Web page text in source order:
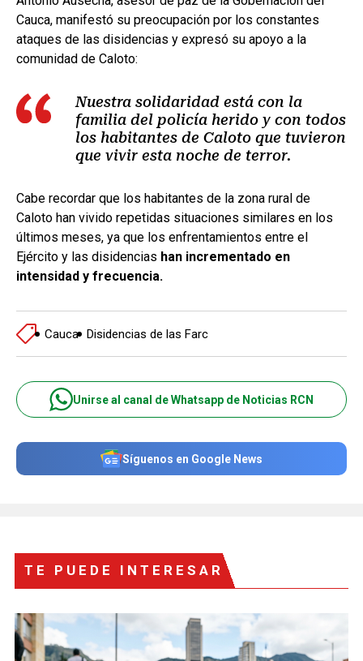
Cauca, manifestó su preocupación por los constantes
ataques de las disidencias y expresó su apoyo a la
comunidad de Caloto:
Nuestra solidaridad está con la
familia del policía herido y con todos
los habitantes de Caloto que tuvieron
que vivir esta noche de terror.
Cabe recordar que los habitantes de la zona rural de
Caloto han vivido repetidas situaciones similares en los
últimos meses, ya que los enfrentamientos entre el
Ejército y las disidencias han incrementado en
intensidad y frecuencia.
Cauca Disidencias de las Farc
Unirse al canal de Whatsapp de Noticias RCN
Síguenos en Google News
TE PUEDE INTERESAR